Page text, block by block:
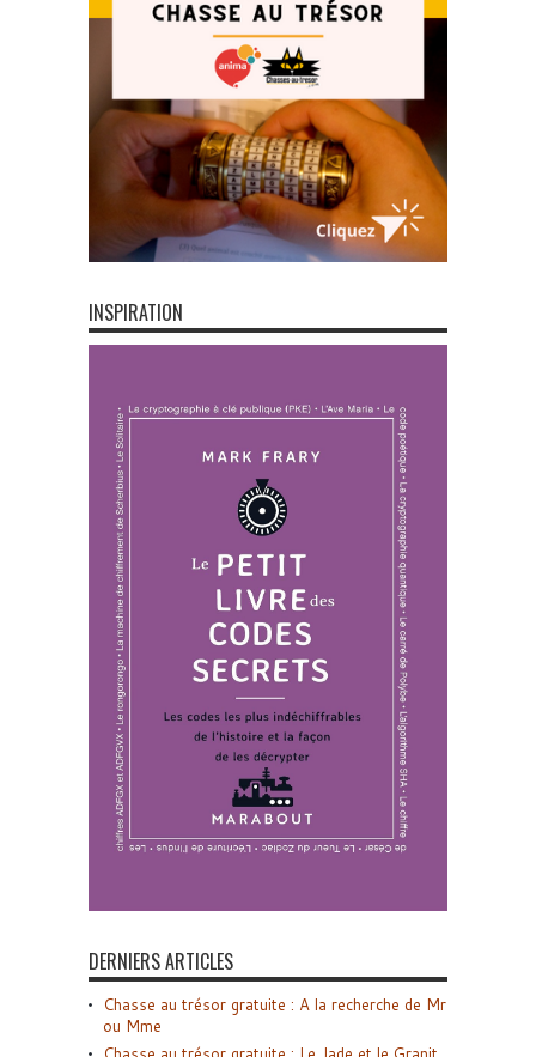
INSPIRATION
DERNIERS ARTICLES
Chasse au trésor gratuite : A la recherche de Mr
ou Mme